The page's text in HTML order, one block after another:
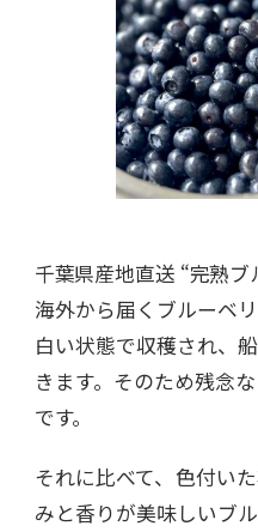
千葉県産地直送 “完熟ブ
海外から届くブルーベ
白い状態で収穫され、
きます。そのため残念
です。
それに比べて、色付い
みと香りが美味しいブ